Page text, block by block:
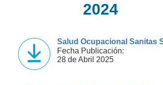
2024
Salud Ocupacional Sanitas
Fecha Publicación:
28 de Abril 2025